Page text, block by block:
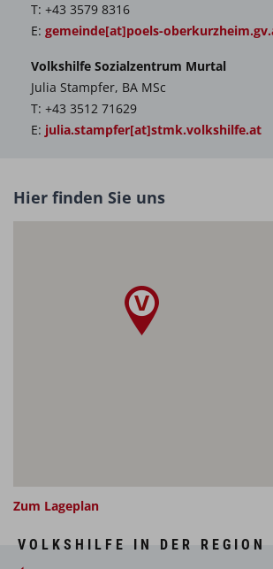
Maria Wölfler
T: +43 3579 8316
E: gemeinde[at]poels-
Volkshilfe Sozialzentrum Murtal
Julia Stampfer, BA MSc
T: +43 3512 71629
E: julia.stampfer[at]stmk.volkshilfe.at
Hier finden Sie uns
Zum Lageplan
VOLKSHILFE IN DER REGION